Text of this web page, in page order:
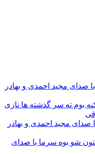
صدای مجید احمدی و بهادر
بوم ته سر گذشته ها نازی
صدای مجید احمدی و بهادر
شو بوه سرما با صدای